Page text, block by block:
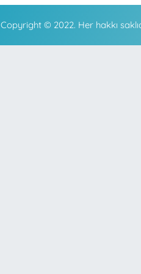
Copyright © 2022. Her hakkı